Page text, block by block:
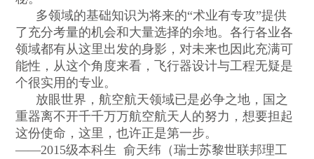
多领域的基础知识为将来的“术业有专攻”提供
了充分考量的机会和大量选择的余地。各行各业各
领域都有从这里出发的身影，对未来也因此充满可
能性，从这个角度来看，飞行器设计与工程无疑是
个很实用的专业。
放眼世界，航空航天领域已是必争之地，国之
重器离不开千千万万航空航天人的努力，想要担起
这份使命，这里，也许正是第一步。
——2015级本科生 俞天纬（瑞士苏黎世联邦理工